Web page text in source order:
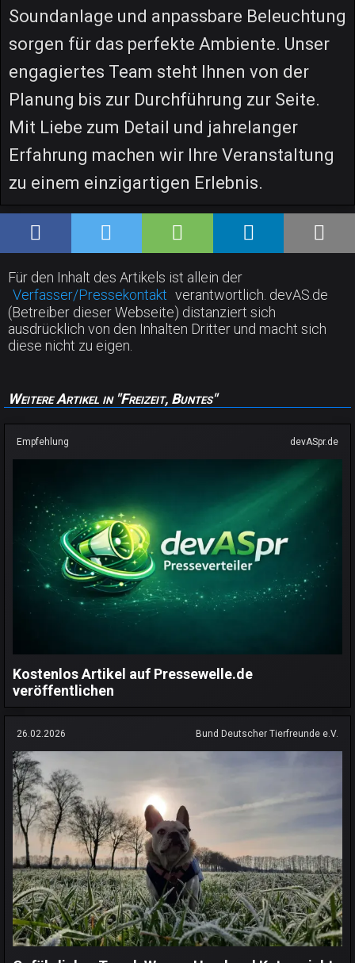
Soundanlage und anpassbare Beleuchtung
sorgen für das perfekte Ambiente. Unser
engagiertes Team steht Ihnen von der
Planung bis zur Durchführung zur Seite.
Mit Liebe zum Detail und jahrelanger
Erfahrung machen wir Ihre Veranstaltung
zu einem einzigartigen Erlebnis.
Für den Inhalt des Artikels ist allein der
Verfasser/Pressekontakt verantwortlich. devAS.de
(Betreiber dieser Webseite) distanziert sich
ausdrücklich von den Inhalten Dritter und macht sich
diese nicht zu eigen.
Weitere Artikel in "Freizeit, Buntes"
Empfehlung devASpr.de
Kostenlos Artikel auf Pressewelle.de
veröffentlichen
26.02.2026 Bund Deutscher Tierfreunde e.V.